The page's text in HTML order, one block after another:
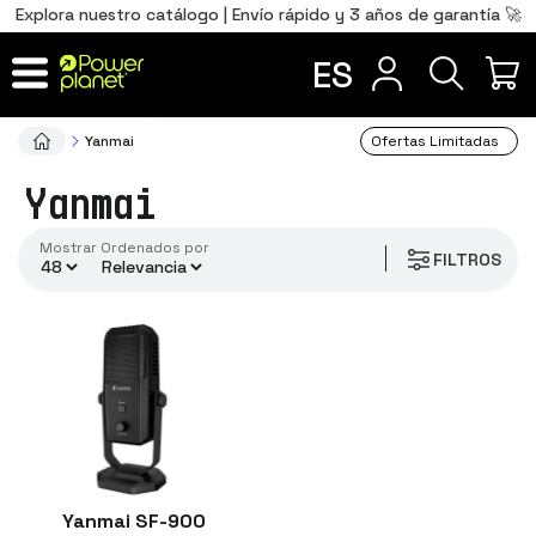
Explora nuestro catálogo | Envío rápido y 3 años de garantía 🚀
ES
Yanmai Ofertas Limitadas
Yanmai
FILTROS
Mostrar ordenados por
marcas
Yanmai SF-900
Total 0,00€
IR AL CARRITO
Português
PT
FR